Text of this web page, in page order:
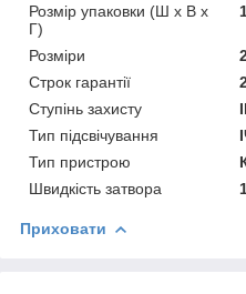
Розмір упаковки (Ш х В х
Г)
Розміри
Строк гарантії
Ступінь захисту
Тип підсвічування
Тип пристрою
Швидкість затвора
Приховати